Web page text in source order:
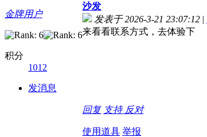
金牌用户
积分
1012
发消息
沙发
发表于 2026-3-21 23:07:12 |
来看看联系方式，去体验下
回复 支持 反对
使用道具 举报